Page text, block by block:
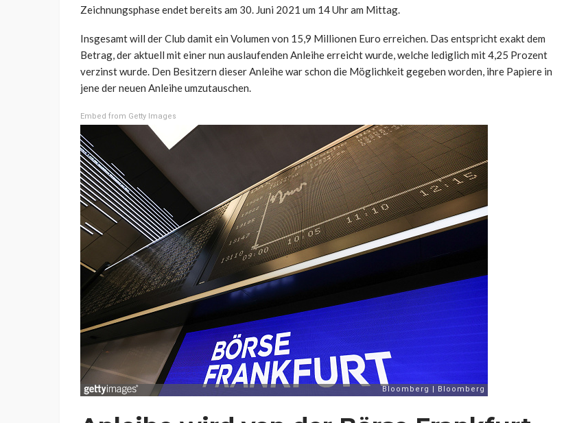
Zeichnungsphase endet bereits am 30. Juni 2021 um 14 Uhr am Mittag.
Insgesamt will der Club damit ein Volumen von 15,9 Millionen Euro erreichen. Das entspricht exakt dem
Betrag, der aktuell mit einer nun auslaufenden Anleihe erreicht wurde, welche lediglich mit 4,25 Prozent
verzinst wurde. Den Besitzern dieser Anleihe war schon die Möglichkeit gegeben worden, ihre Papiere in
jene der neuen Anleihe umzutauschen.
Embed from Getty Images